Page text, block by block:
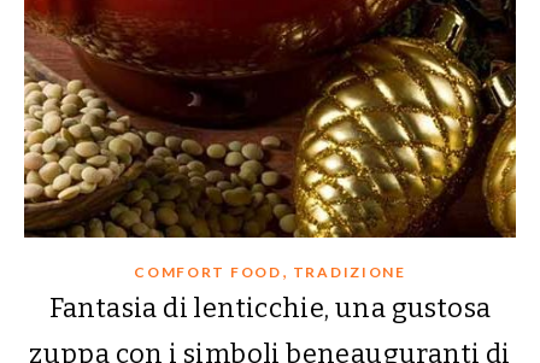
COMFORT FOOD TRADIZIONE
Fantasia di lenticchie, una gustosa
zuppa con i simboli beneauguranti di